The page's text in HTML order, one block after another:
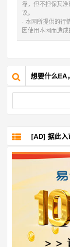
靠，但不担保其
议。
· 本网所提供的行
因使用本网而造
想要什么EA
[AD] 据此入